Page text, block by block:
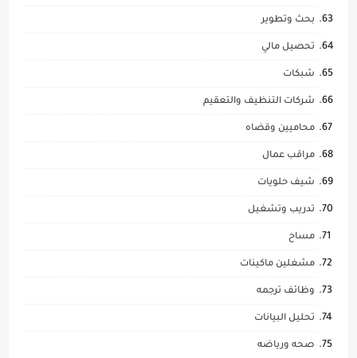
بحث وتطوير
تحصيل مالي
شبكات
شركات التنظيف والتعقيم
محاميين وقضاه
مراقب عمال
شيف حلويات
تدريب وتشغيل
مساح
مشغلين ماكينات
وظائف ترجمه
تحليل البيانات
صحه ورياضه